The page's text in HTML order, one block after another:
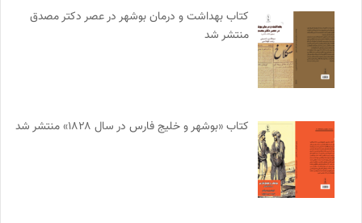
کتاب بهداشت و درمان بوشهر در عصر دکتر مصدق
منتشر شد
کتاب «بوشهر و خلیج فارس در سال ۱۸۲۸» منتشر شد